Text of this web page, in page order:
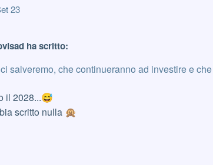
23
ha scritto:
salveremo, che continueranno ad investire e
il 2028...😅
scritto nulla 🙊